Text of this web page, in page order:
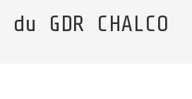
GDR CHALCO